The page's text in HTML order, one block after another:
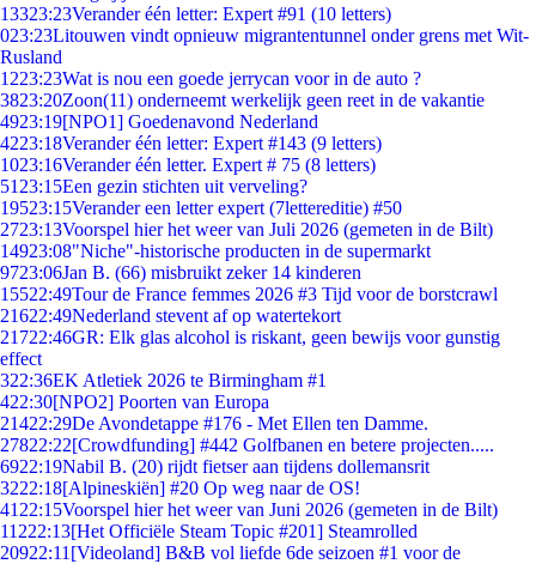
13323:23Verander één letter: Expert #91 (10 letters)
023:23Litouwen vindt opnieuw migrantentunnel onder grens met Wit-
Rusland
1223:23Wat is nou een goede jerrycan voor in de auto ?
3823:20Zoon(11) onderneemt werkelijk geen reet in de vakantie
4923:19[NPO1] Goedenavond Nederland
4223:18Verander één letter: Expert #143 (9 letters)
1023:16Verander één letter. Expert # 75 (8 letters)
51 23:15Een gezin stichten uit verveling?
19523:15Verander een letter expert (7lettereditie) #50
2723:13Voorspel hier het weer van Juli 2026 (gemeten in de Bilt)
14923:08"Niche"-historische producten in de supermarkt
9723:06Jan B. (66) misbruikt zeker 14 kinderen
15522:49Tour de France femmes 2026 #3 Tijd voor de borstcrawl
21622:49Nederland stevent af op watertekort
21722:46GR: Elk glas alcohol is riskant, geen bewijs voor gunstig
effect
322:36EK Atletiek 2026 te Birmingham #1
422:30[NPO2] Poorten van Europa
21422:29De Avondetappe #176 - Met Ellen ten Damme.
27822:22[Crowdfunding] #442 Golfbanen en betere projecten.....
6922:19Nabil B. (20) rijdt fietser aan tijdens dollemansrit
3222:18[Alpineskiën] #20 Op weg naar de OS!
41 22:15Voorspel hier het weer van Juni 2026 (gemeten in de Bilt)
11222:13[Het Officiële Steam Topic #201] Steamrolled
20922:11 [Videoland] B&B vol liefde 6de seizoen #1 voor de